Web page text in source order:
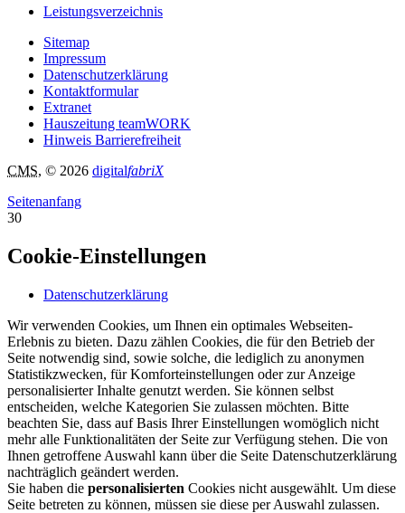
Leistungsverzeichnis
Sitemap
Impressum
Datenschutzerklärung
Kontaktformular
Extranet
Hauszeitung teamWORK
Hinweis Barrierefreiheit
CMS, © 2026 digitalfabriX
Seitenanfang
30
Cookie-Einstellungen
Datenschutzerklärung
Wir verwenden Cookies, um Ihnen ein optimales Webseiten-
Erlebnis zu bieten. Dazu zählen Cookies, die für den Betrieb der
Seite notwendig sind, sowie solche, die lediglich zu anonymen
Statistikzwecken, für Komforteinstellungen oder zur Anzeige
personalisierter Inhalte genutzt werden. Sie können selbst
entscheiden, welche Kategorien Sie zulassen möchten. Bitte
beachten Sie, dass auf Basis Ihrer Einstellungen womöglich nicht
mehr alle Funktionalitäten der Seite zur Verfügung stehen. Die von
Ihnen getroffene Auswahl kann über die Seite Datenschutzerklärung
nachträglich geändert werden.
Sie haben die personalisierten Cookies nicht ausgewählt. Um diese
Seite betreten zu können, müssen sie diese per Auswahl zulassen.